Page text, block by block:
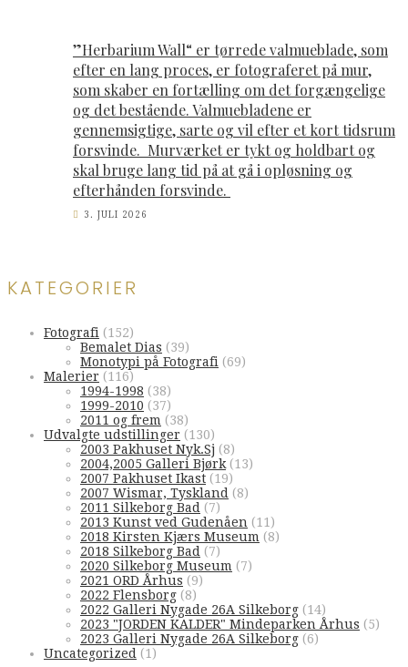
”Herbarium Wall“ er tørrede valmueblade, som
efter en lang proces, er fotograferet på mur,
som skaber en fortælling om det forgængelige
og det bestående. Valmuebladene er
gennemsigtige, sarte og vil efter et kort tidsrum
forsvinde. Murværket er tykt og holdbart og
skal bruge lang tid på at gå i opløsning og
efterhånden forsvinde.
3. JULI 2026
KATEGORIER
Fotografi (152)
Bemalet Dias (39)
Monotypi på Fotografi (69)
Malerier (116)
1994-1998 (38)
1999-2010 (37)
2011 og frem (38)
Udvalgte udstillinger (130)
2003 Pakhuset Nyk.Sj (8)
2004,2005 Galleri Bjørk(13)
2007 Pakhuset Ikast (19)
2007 Wismar, Tyskland (8)
2011 Silkeborg Bad (7)
2013 Kunst ved Gudenåen (11)
2018 Kirsten Kjærs Museum (8)
2018 Silkeborg Bad (7)
2020 Silkeborg Museum (7)
2021 ORD Århus (9)
2022 Flensborg (8)
2022 Galleri Nygade 26A Silkeborg (14)
2023 "JORDEN KALDER" Mindeparken Århus (5)
2023 Galleri Nygade 26A Silkeborg (6)
Uncategorized (1)